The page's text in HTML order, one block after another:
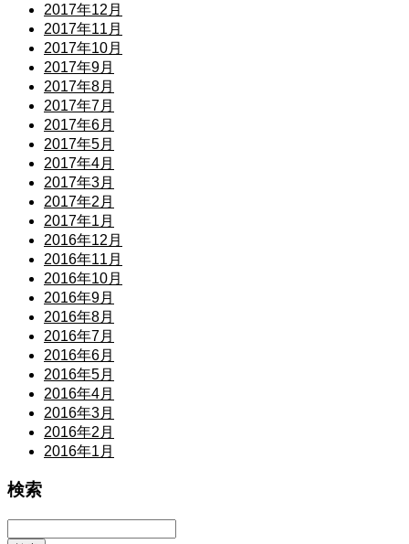
2017年12月
2017年11月
2017年10月
2017年9月
2017年8月
2017年7月
2017年6月
2017年5月
2017年4月
2017年3月
2017年2月
2017年1月
2016年12月
2016年11月
2016年10月
2016年9月
2016年8月
2016年7月
2016年6月
2016年5月
2016年4月
2016年3月
2016年2月
2016年1月
検索